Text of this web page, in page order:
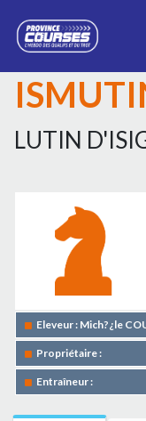
LUTIN
Eleveur : Mich?¿le
Propriétaire :
Entraîneur :